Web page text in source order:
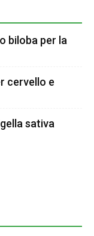
biloba per la
cervello e
sativa